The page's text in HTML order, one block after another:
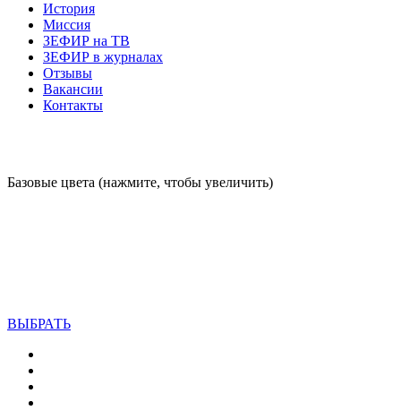
История
Миссия
ЗЕФИР на ТВ
ЗЕФИР в журналах
Отзывы
Вакансии
Контакты
Базовые цвета (нажмите, чтобы увеличить)
ВЫБРАТЬ